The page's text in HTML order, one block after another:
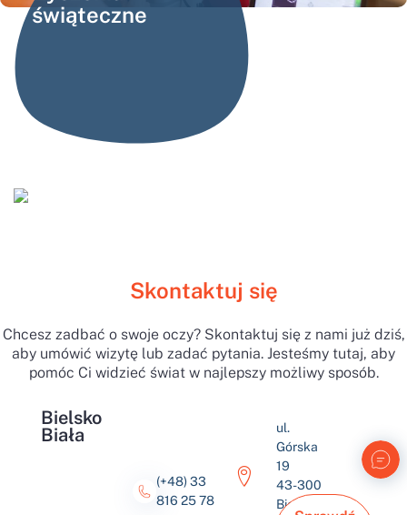
świąteczne
Skontaktuj się
Chcesz zadbać o swoje oczy? Skontaktuj się z nami już dziś,
aby umówić wizytę lub zadać pytania. Jesteśmy tutaj, aby
pomóc Ci widzieć świat w najlepszy możliwy sposób.
Bielsko
Biała
(+48) 33
816 25 78
ul.
Górska
19
43-300
Bielsko-